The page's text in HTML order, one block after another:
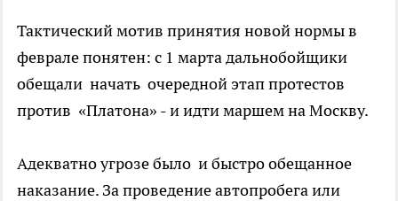
Тактический мотив принятия новой нормы в
феврале понятен: с 1 марта дальнобойщики
обещали начать очередной этап протестов
против «Платона» - и идти маршем на Москву.
Адекватно угрозе было и быстро обещанное
наказание. За проведение автопробега или